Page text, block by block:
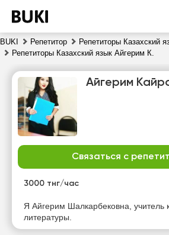
BUKI Репетитор
Репетиторы Казахский
Репетиторы Казахский язык Айгерим К.
Айгерим
Связаться с
3000 тнг/час
Я Айгерим Шалкарбековна, учитель
литературы.
пн
вт
Нет
свободных
Нет